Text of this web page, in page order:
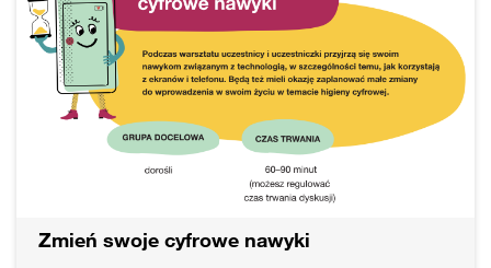
Zmień swoje cyfrowe nawyki